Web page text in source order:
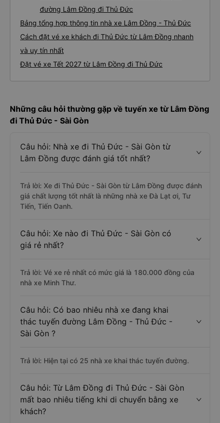
đường Lâm Đồng đi Thủ Đức
Bảng tổng hợp thông tin nhà xe Lâm Đồng - Thủ Đức
Cách đặt vé xe khách đi Thủ Đức từ Lâm Đồng nhanh
và uy tín nhất
Đặt vé xe Tết 2027 từ Lâm Đồng đi Thủ Đức
Những câu hỏi thường gặp về tuyến xe từ Lâm Đồng
đi Thủ Đức - Sài Gòn
Câu hỏi: Nhà xe đi Thủ Đức - Sài Gòn từ
Lâm Đồng được đánh giá tốt nhất?
Trả lời: Xe đi Thủ Đức - Sài Gòn từ Lâm Đồng được đánh
giá chất lượng tốt nhất là những nhà xe Đà Lạt ơi, Tư
Tiến, Tiến Oanh.
Câu hỏi: Xe nào đi Thủ Đức - Sài Gòn có
giá rẻ nhất?
Trả lời: Vé xe rẻ nhất có mức giá là 180.000 đồng của
nhà xe Minh Thư.
Câu hỏi: Có bao nhiêu nhà xe đang khai
thác tuyến đường Lâm Đồng - Thủ Đức -
Sài Gòn ?
Trả lời: Hiện tại có 25 nhà xe khai thác tuyến đường.
Câu hỏi: Từ Lâm Đồng đi Thủ Đức - Sài Gòn
mất bao nhiêu tiếng khi di chuyển bằng xe
khách?